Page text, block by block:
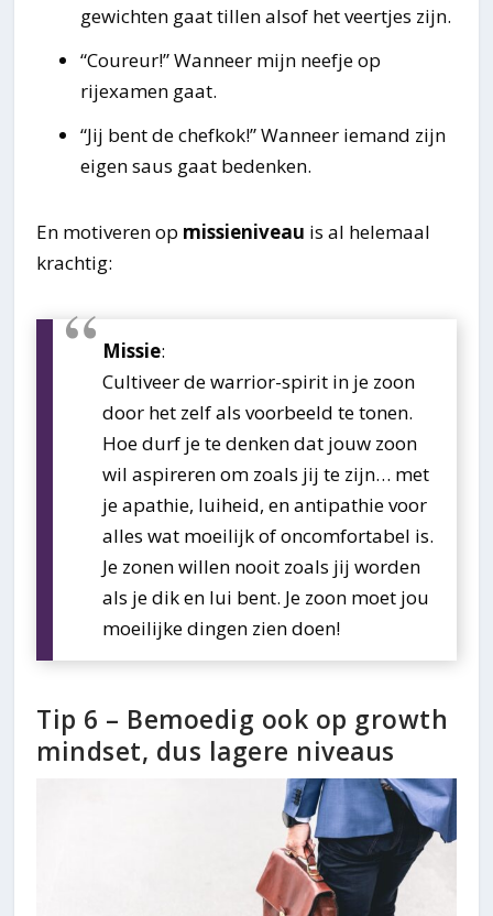
gewichten gaat tillen alsof het veertjes zijn.
“Coureur!” Wanneer mijn neefje op
rijexamen gaat.
“Jij bent de chefkok!” Wanneer iemand zijn
eigen saus gaat bedenken.
En motiveren op missieniveau is al helemaal
krachtig:
Missie:
Cultiveer de warrior-spirit in je zoon
door het zelf als voorbeeld te tonen.
Hoe durf je te denken dat jouw zoon
wil aspireren om zoals jij te zijn… met
je apathie, luiheid, en antipathie voor
alles wat moeilijk of oncomfortabel is.
Je zonen willen nooit zoals jij worden
als je dik en lui bent. Je zoon moet jou
moeilijke dingen zien doen!
Tip 6 – Bemoedig ook op growth
mindset, dus lagere niveaus